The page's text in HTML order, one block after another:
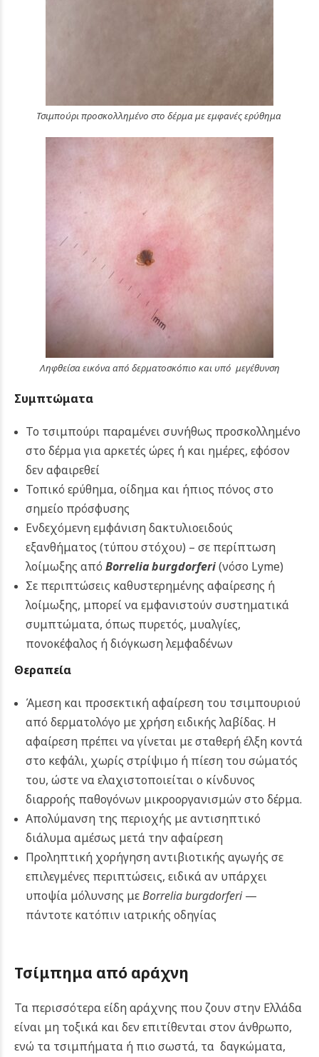
Τσιμπούρι προσκολλημένο στο δέρμα με εμφανές ερύθημα
Ληφθείσα εικόνα από δερματοσκόπιο και υπό μεγέθυνση
Συμπτώματα
Το τσιμπούρι παραμένει συνήθως προσκολλημένο
στο δέρμα για αρκετές ώρες ή και ημέρες, εφόσον
δεν αφαιρεθεί
Τοπικό ερύθημα, οίδημα και ήπιος πόνος στο
σημείο πρόσφυσης
Ενδεχόμενη εμφάνιση δακτυλιοειδούς
εξανθήματος (τύπου στόχου) – σε περίπτωση
λοίμωξης από Borrelia burgdorferi(νόσο Lyme)
Σε περιπτώσεις καθυστερημένης αφαίρεσης ή
λοίμωξης, μπορεί να εμφανιστούν συστηματικά
συμπτώματα, όπως πυρετός, μυαλγίες,
πονοκέφαλος ή διόγκωση λεμφαδένων
Θεραπεία
Άμεση και προσεκτική αφαίρεση του τσιμπουριού
από δερματολόγο με χρήση ειδικής λαβίδας. Η
αφαίρεση πρέπει να γίνεται με σταθερή έλξη κοντά
στο κεφάλι, χωρίς στρίψιμο ή πίεση του σώματός
του, ώστε να ελαχιστοποιείται ο κίνδυνος
διαρροής παθογόνων μικροοργανισμών στο δέρμα.
Απολύμανση της περιοχής με αντισηπτικό
διάλυμα αμέσως μετά την αφαίρεση
Προληπτική χορήγηση αντιβιοτικής αγωγής σε
επιλεγμένες περιπτώσεις, ειδικά αν υπάρχει
υποψία μόλυνσης μεBorrelia burgdorferi—
πάντοτε κατόπιν ιατρικής οδηγίας
Τσίμπημα από αράχνη
Τα περισσότερα είδη αράχνης που ζουν στην Ελλάδα
είναι μη τοξικά και δεν επιτίθενται στον άνθρωπο,
ενώ τα τσιμπήματα ή πιο σωστά, τα δαγκώματα,